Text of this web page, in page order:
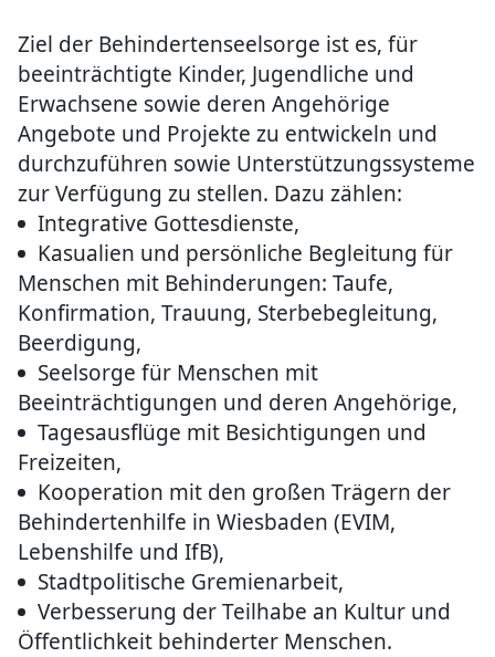
Ziel der Behindertenseelsorge ist es, für
beeinträchtigte Kinder, Jugendliche und
Erwachsene sowie deren Angehörige
Angebote und Projekte zu entwickeln und
durchzuführen sowie Unterstützungssysteme
zur Verfügung zu stellen. Dazu zählen:
Integrative Gottesdienste,
Kasualien und persönliche Begleitung für
Menschen mit Behinderungen: Taufe,
Konfirmation, Trauung, Sterbebegleitung,
Beerdigung,
Seelsorge für Menschen mit
Beeinträchtigungen und deren Angehörige,
Tagesausflüge mit Besichtigungen und
Freizeiten,
Kooperation mit den großen Trägern der
Behindertenhilfe in Wiesbaden (EVIM,
Lebenshilfe und IfB),
Stadtpolitische Gremienarbeit,
Verbesserung der Teilhabe an Kultur und
Öffentlichkeit behinderter Menschen.